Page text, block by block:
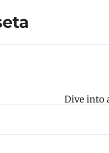
Dive into